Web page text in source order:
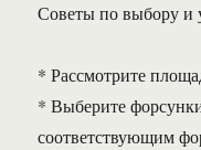
Советы по выбору и
* Рассмотрите
* Выберите
соответствующим